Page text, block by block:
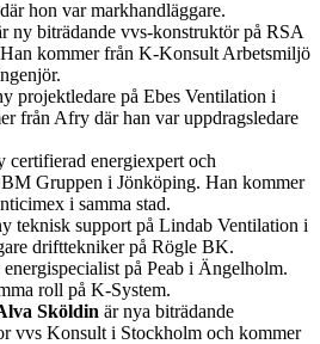
hon var markhandläggare.
ny biträdande vvs-konstruktör på RSA
kommer från K-Konsult Arbetsmiljö
projektledare på Ebes Ventilation i
från Afry där han var uppdragsledare
certifierad energiexpert och
Gruppen i Jönköping. Han kommer
i samma stad.
teknisk support på Lindab Ventilation i
drifttekniker på Rögle BK.
energispecialist på Peab i Ängelholm.
roll på K-System.
Sköldin är nya biträdande
vvs Konsult i Stockholm och kommer